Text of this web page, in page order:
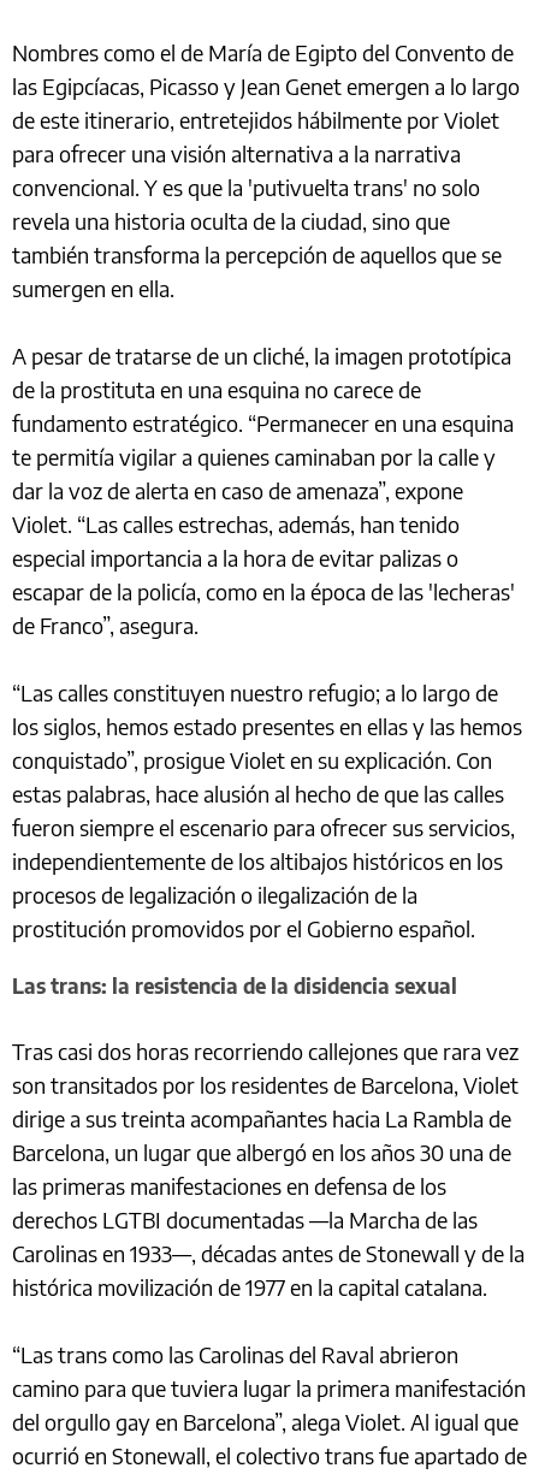
Nombres como el de María de Egipto del Convento de
las Egipcíacas, Picasso y Jean Genet emergen a lo largo
de este itinerario, entretejidos hábilmente por Violet
para ofrecer una visión alternativa a la narrativa
convencional. Y es que la 'putivuelta trans' no solo
revela una historia oculta de la ciudad, sino que
también transforma la percepción de aquellos que se
sumergen en ella.
A pesar de tratarse de un cliché, la imagen prototípica
de la prostituta en una esquina no carece de
fundamento estratégico. “Permanecer en una esquina
te permitía vigilar a quienes caminaban por la calle y
dar la voz de alerta en caso de amenaza”, expone
Violet. “Las calles estrechas, además, han tenido
especial importancia a la hora de evitar palizas o
escapar de la policía, como en la época de las 'lecheras'
de Franco”, asegura.
“Las calles constituyen nuestro refugio; a lo largo de
los siglos, hemos estado presentes en ellas y las hemos
conquistado”, prosigue Violet en su explicación. Con
estas palabras, hace alusión al hecho de que las calles
fueron siempre el escenario para ofrecer sus servicios,
independientemente de los altibajos históricos en los
procesos de legalización o ilegalización de la
prostitución promovidos por el Gobierno español.
Las trans: la resistencia de la disidencia sexual
Tras casi dos horas recorriendo callejones que rara vez
son transitados por los residentes de Barcelona, Violet
dirige a sus treinta acompañantes hacia La Rambla de
Barcelona, un lugar que albergó en los años 30 una de
las primeras manifestaciones en defensa de los
derechos LGTBI documentadas —la Marcha de las
Carolinas en 1933—, décadas antes de Stonewall y de la
histórica movilización de 1977 en la capital catalana.
“Las trans como las Carolinas del Raval abrieron
camino para que tuviera lugar la primera manifestación
del orgullo gay en Barcelona”, alega Violet. Al igual que
ocurrió en Stonewall, el colectivo trans fue apartado de